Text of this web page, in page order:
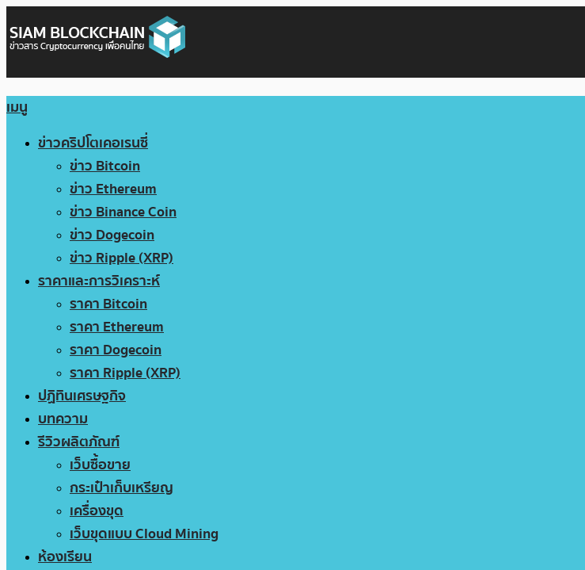
เมนู
ข่าวคริปโตเคอเรนซี่
ข่าว Bitcoin
ข่าว Ethereum
ข่าว Binance Coin
ข่าว Dogecoin
ข่าว Ripple (XRP)
ราคาและการวิเคราะห์
ราคา Bitcoin
ราคา Ethereum
ราคา Dogecoin
ราคา Ripple (XRP)
ปฏิทินเศรษฐกิจ
บทความ
รีวิวผลิตภัณฑ์
เว็บซื้อขาย
กระเป๋าเก็บเหรียญ
เครื่องขุด
เว็บขุดแบบ Cloud Mining
ห้องเรียน